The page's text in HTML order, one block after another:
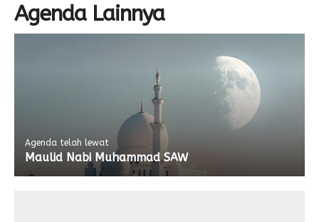
Agenda Lainnya
Agenda telah lewat
Maulid Nabi Muhammad SAW